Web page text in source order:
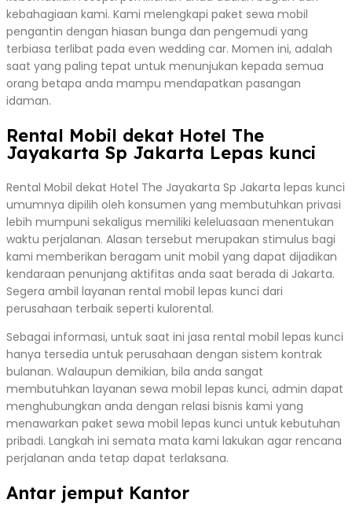
kebahagiaan kami. Kami melengkapi paket sewa mobil
pengantin dengan hiasan bunga dan pengemudi yang
terbiasa terlibat pada even wedding car. Momen ini, adalah
saat yang paling tepat untuk menunjukan kepada semua
orang betapa anda mampu mendapatkan pasangan
idaman.
Rental Mobil dekat Hotel The
Jayakarta Sp Jakarta Lepas kunci
Rental Mobil dekat Hotel The Jayakarta Sp Jakarta lepas kunci
umumnya dipilih oleh konsumen yang membutuhkan privasi
lebih mumpuni sekaligus memiliki keleluasaan menentukan
waktu perjalanan. Alasan tersebut merupakan stimulus bagi
kami memberikan beragam unit mobil yang dapat dijadikan
kendaraan penunjang aktifitas anda saat berada di Jakarta.
Segera ambil layanan rental mobil lepas kunci dari
perusahaan terbaik seperti kulorental.
Sebagai informasi, untuk saat ini jasa rental mobil lepas kunci
hanya tersedia untuk perusahaan dengan sistem kontrak
bulanan. Walaupun demikian, bila anda sangat
membutuhkan layanan sewa mobil lepas kunci, admin dapat
menghubungkan anda dengan relasi bisnis kami yang
menawarkan paket sewa mobil lepas kunci untuk kebutuhan
pribadi. Langkah ini semata mata kami lakukan agar rencana
perjalanan anda tetap dapat terlaksana.
Antar jemput Kantor